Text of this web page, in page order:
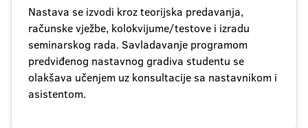
Nastava se izvodi kroz teorijska predavanja,
računske vježbe, kolokvijume/testove i izradu
seminarskog rada. Savladavanje programom
predviđenog nastavnog gradiva studentu se
olakšava učenjem uz konsultacije sa nastavnikom i
asistentom.